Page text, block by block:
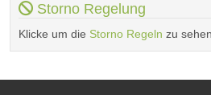
Storno Regelung
Klicke um die Storno Regeln zu sehen